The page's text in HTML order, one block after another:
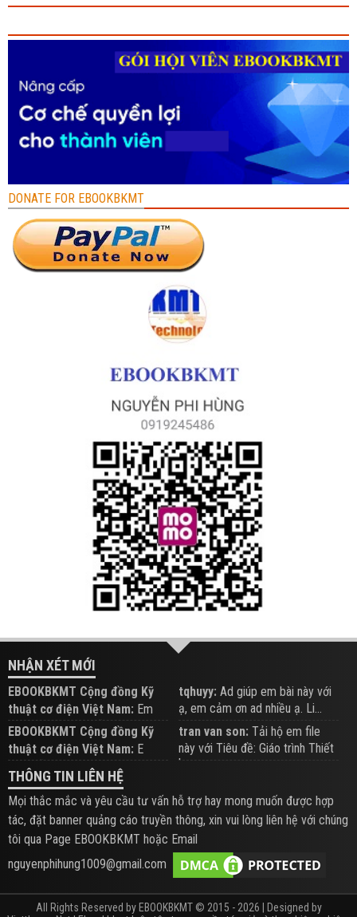
DONATE FOR EBOOKBKMT
NHẬN XÉT MỚI
EBOOKBKMT Cộng đồng Kỹ
thuật cơ điện Việt Nam: Em
đăng trên Group hỗ trợ nhé
tqhuyy: Ad giúp em bài này với
ạ, em cảm ơn ad nhiều ạ. Li...
EBOOKBKMT Cộng đồng Kỹ
thuật cơ điện Việt Nam: E
xem hỗ trợ trên Group
tran van son: Tải hộ em file
này với Tiêu đề: Giáo trình Thiết
b...
THÔNG TIN LIÊN HỆ
Mọi thắc mắc và yêu cầu tư vấn hỗ trợ hay mong muốn được hợp
tác, đặt banner quảng cáo truyền thông, xin vui lòng liên hệ với chúng
tôi qua Page EBOOKBKMT hoặc Email
nguyenphihung1009@gmail.com
All Rights Reserved by EBOOKBKMT © 2015 - 2026 | Designed by